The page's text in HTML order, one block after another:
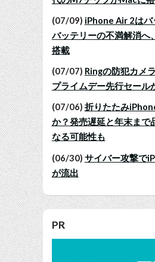
(07/09) iPhone Air 2は
バッテリーの不満解消へ
搭載
(07/07) Ringの防犯カメ
プライムデー先行セール
(07/06) 折りたたみ
か？発売遅延と年末まで
なる可能性も
(06/30) サイバー攻撃で
が流出
PR